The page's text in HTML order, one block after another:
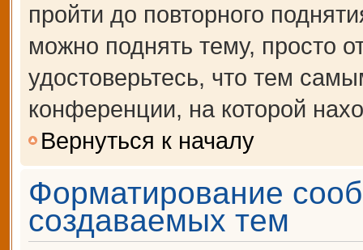
пройти до повторного
можно поднять тему, просто
удостоверьтесь, что тем
конференции, на которой
Вернуться к началу
Форматирование
создаваемых тем